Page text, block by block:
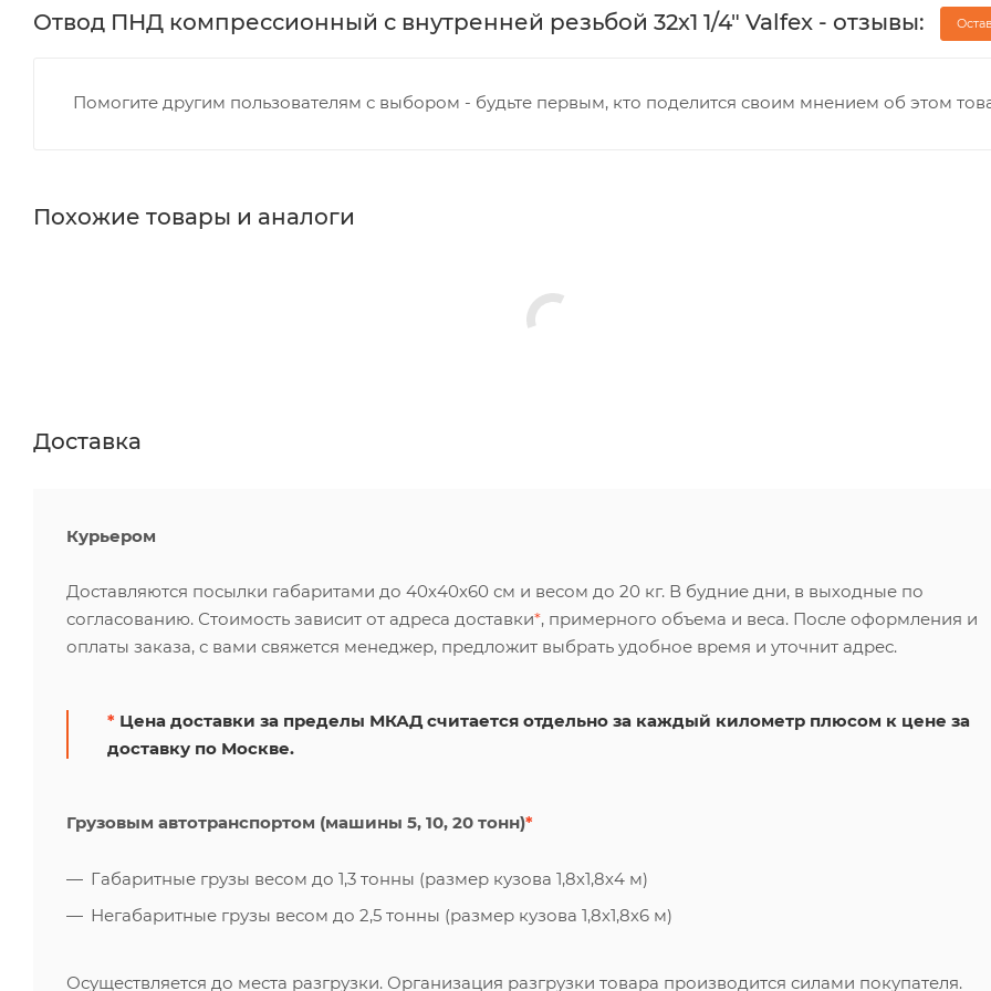
Отвод ПНД компрессионный с внутренней резьбой 32х1 1/4" Valfex - отзывы:
Помогите другим пользователям с выбором - будьте первым, кто поделится своим мнением об этом
Похожие товары и аналоги
Доставка
Курьером
Доставляются посылки габаритами до 40х40х60 см и весом до 20 кг. В будние дни, в выходные по
согласованию. Стоимость зависит от адреса доставки*, примерного объема и веса. После оформления и
оплаты заказа, с вами свяжется менеджер, предложит выбрать удобное время и уточнит адрес.
* Цена доставки за пределы МКАД считается отдельно за каждый километр плюсом к цене за
доставку по Москве.
Грузовым автотранспортом (машины 5, 10, 20 тонн)*
Габаритные грузы весом до 1,3 тонны (размер кузова 1,8х1,8х4 м)
Негабаритные грузы весом до 2,5 тонны (размер кузова 1,8х1,8х6 м)
Осуществляется до места разгрузки. Организация разгрузки товара производится силами покупателя.